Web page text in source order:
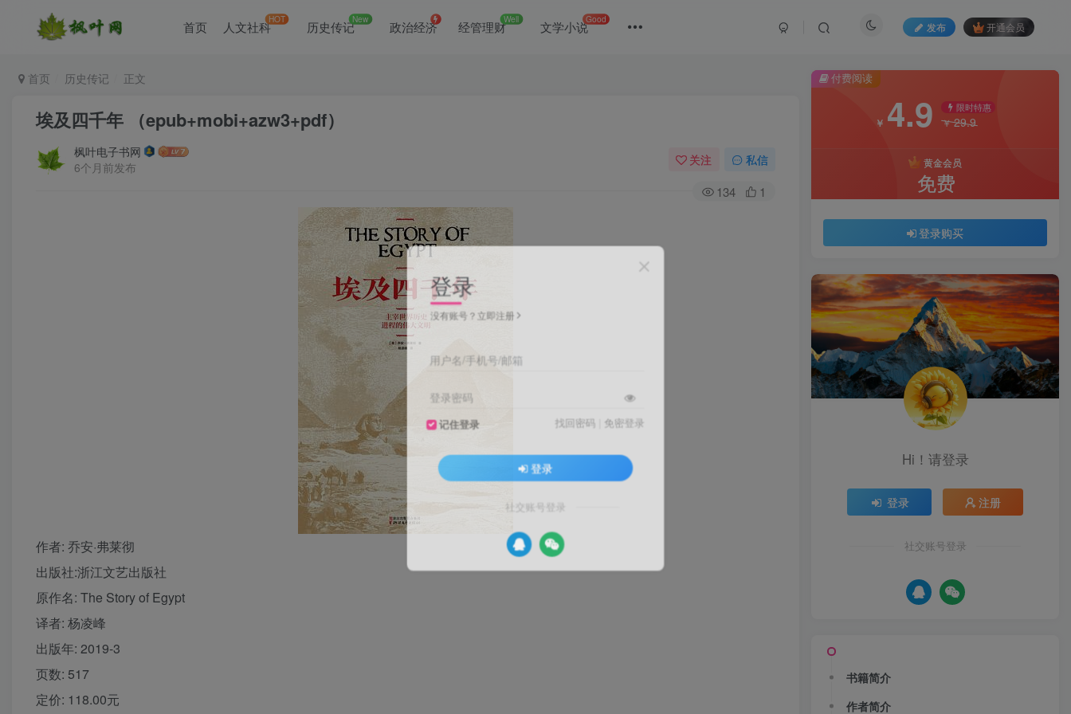
首页 人文社科HOT 历史传记New 政治经济 经管理财Well 文学小说Good
发布 开通会员
首页 历史传记 正文
埃及四千年 （epub+mobi+azw3+pdf）
枫叶电子书网
6个月前发布
关注 私信
134 1
作者: 乔安·弗莱彻
出版社:浙江文艺出版社
原作名: The Story of Egypt
译者: 杨凌峰
出版年: 2019-3
页数: 517
定价: 118.00元
付费阅读
￥ 4.9 限时特惠
￥29.9
黄金会员
免费
登录购买
Hi！请登录
登录 注册
社交账号登录
书籍简介
作者简介
登录
没有账号？立即注册
用户名/手机号/邮箱
登录密码
记住登录 找回密码 |免密登录
登录
社交账号登录